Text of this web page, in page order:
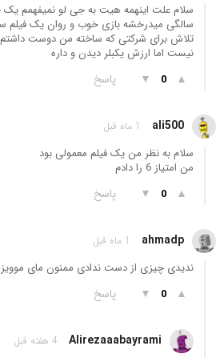
سلام علت اینهمه هیت به جی لو نمیفهمم یک
سالگی میدرخشه بازی خوب و روان یک فیلم
تلاش برای شرکتی که ساخته من دوست داشتم
نیست اما ارزش یکبلر دیدن و داره
▲
0
▼ پاسخ
ali500 1 ماه قبل
سلام به نظر من یک فیلم معمولی بود
من امتیاز 6 را دادم
▲
0
▼ پاسخ
ahmadp 1 ماه قبل
ندیدی چیزی از دست ندادی ممنون مای موویز
▲
0
▼ پاسخ
Alirezaaabayrami 4 هفته قبل